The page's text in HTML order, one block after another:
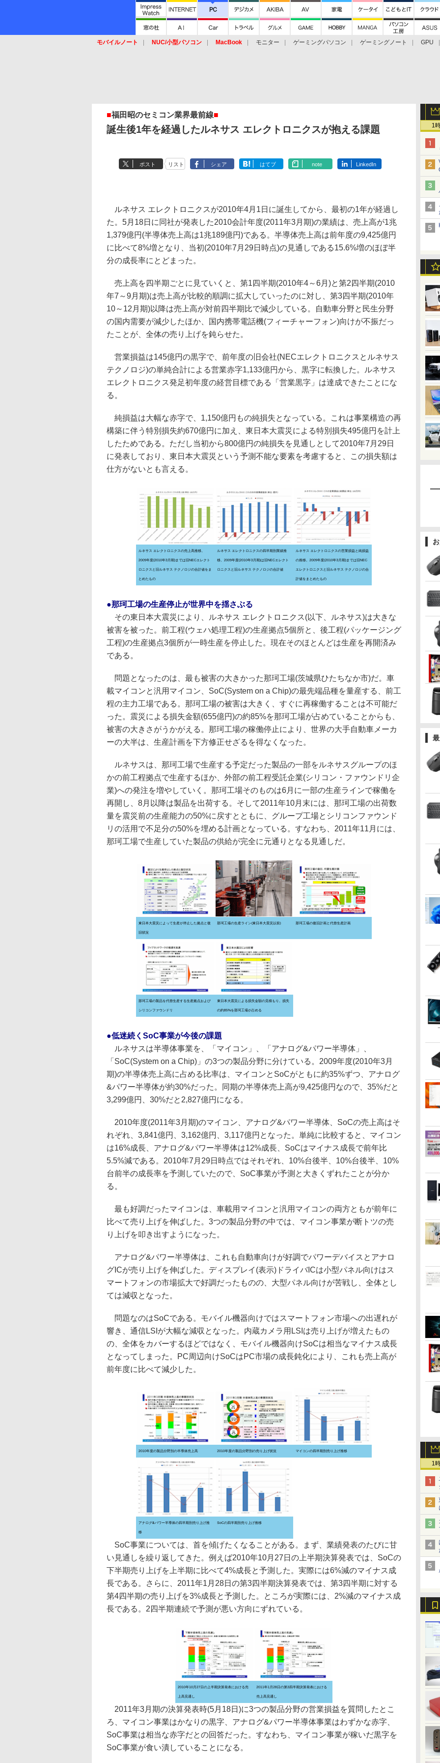
モバイルノート NUC/小型パソコン MacBook モニター ゲーミングパソコン ゲーミングノート
GPU
1
1
■福田昭のセミコン業界最前線■
誕生後1年を経過したルネサス エレクトロニクスが抱える課題
ポスト リスト シェア はてブ note LinkedIn
ルネサス エレクトロニクスが2010年4月1日に誕生してから、最初の1年が経過し
た。5月18日に同社が発表した2010会計年度(2011年3月期)の業績は、売上高が1兆
1,379億円(半導体売上高は1兆189億円)である。半導体売上高は前年度の9,425億円
に比べて8%増となり、当初(2010年7月29日時点)の見通しである15.6%増のほぼ半
分の成長率にとどまった。
売上高を四半期ごとに見ていくと、第1四半期(2010年4～6月)と第2四半期(2010
年7～9月期)は売上高が比較的順調に拡大していったのに対し、第3四半期(2010年
10～12月期)以降は売上高が対前四半期比で減少している。自動車分野と民生分野
の国内需要が減少したほか、国内携帯電話機(フィーチャーフォン)向けが不振だっ
たことが、全体の売り上げを鈍らせた。
営業損益は145億円の黒字で、前年度の旧会社(NECエレクトロニクスとルネサス
テクノロジ)の単純合計による営業赤字1,133億円から、黒字に転換した。ルネサス
エレクトロニクス発足初年度の経営目標である「営業黒字」は達成できたことにな
る。
純損益は大幅な赤字で、1,150億円もの純損失となっている。これは事業構造の再
構築に伴う特別損失約670億円に加え、東日本大震災による特別損失495億円を計上
したためである。ただし当初から800億円の純損失を見通しとして2010年7月29日
に発表しており、東日本大震災という予測不能な要素を考慮すると、この損失額は
仕方がないとも言える。
ルネサス エレクトロニクスの売上高推移。
2009年度(2010年3月期)までは旧NECエレクト
ロニクスと旧ルネサス テクノロジの合計値をま
とめたもの
ルネサス エレクトロニクスの四半期別業績推
移。2009年度(2010年3月期)は旧NECエレクト
ロニクスと旧ルネサス テクノロジの合計値
ルネサス エレクトロニクスの営業損益と純損益
の推移。2009年度(2010年3月期)までは旧NEC
エレクトロニクスと旧ルネサス テクノロジの合
計値をまとめたもの
●那珂工場の生産停止が世界中を揺さぶる
その東日本大震災により、ルネサス エレクトロニクス(以下、ルネサス)は大きな
被害を被った。前工程(ウェハ処理工程)の生産拠点5個所と、後工程(パッケージング
工程)の生産拠点3個所が一時生産を停止した。現在そのほとんどは生産を再開済み
である。
問題となったのは、最も被害の大きかった那珂工場(茨城県ひたちなか市)だ。車
載マイコンと汎用マイコン、SoC(System on a Chip)の最先端品種を量産する、前工
程の主力工場である。那珂工場の被害は大きく、すぐに再稼働することは不可能だ
った。震災による損失金額(655億円)の約85%を那珂工場が占めていることからも、
被害の大きさがうかがえる。那珂工場の稼働停止により、世界の大手自動車メーカ
ーの大半は、生産計画を下方修正せざるを得なくなった。
ルネサスは、那珂工場で生産する予定だった製品の一部をルネサスグループのほ
かの前工程拠点で生産するほか、外部の前工程受託企業(シリコン・ファウンドリ企
業)への発注を増やしていく。那珂工場そのものは6月に一部の生産ラインで稼働を
再開し、8月以降は製品を出荷する。そして2011年10月末には、那珂工場の出荷数
量を震災前の生産能力の50%に戻すとともに、グループ工場とシリコンファウンド
リの活用で不足分の50%を埋める計画となっている。すなわち、2011年11月には、
那珂工場で生産していた製品の供給が完全に元通りとなる見通しだ。
東日本大震災によって生産が停止した拠点と復
旧状況
那珂工場の生産ライン(東日本大震災以前) 那珂工場の復旧計画と代替生産計画
那珂工場の製品を代替生産する生産拠点および
シリコンファウンドリ
東日本大震災による損失金額の見積もり。損失
の約85%を那珂工場が占める
●低迷続くSoC事業が今後の課題
ルネサスは半導体事業を、「マイコン」、「アナログ&パワー半導体」、
「SoC(System on a Chip)」の3つの製品分野に分けている。2009年度(2010年3月
期)の半導体売上高に占める比率は、マイコンとSoCがともに約35%ずつ、アナログ
&パワー半導体が約30%だった。同期の半導体売上高が9,425億円なので、35%だと
3,299億円、30%だと2,827億円になる。
2010年度(2011年3月期)のマイコン、アナログ&パワー半導体、SoCの売上高はそ
れぞれ、3,841億円、3,162億円、3,117億円となった。単純に比較すると、マイコン
は16%成長、アナログ&パワー半導体は12%成長、SoCはマイナス成長で前年比
5.5%減である。2010年7月29日時点ではそれぞれ、10%台後半、10%台後半、10%
台前半の成長率を予測していたので、SoC事業が予測と大きくずれたことが分か
る。
最も好調だったマイコンは、車載用マイコンと汎用マイコンの両方ともが前年に
比べて売り上げを伸ばした。3つの製品分野の中では、マイコン事業が断トツの売
り上げを叩き出すようになった。
アナログ&パワー半導体は、これも自動車向けが好調でパワーデバイスとアナロ
グICが売り上げを伸ばした。ディスプレイ(表示)ドライバICは小型パネル向けはス
マートフォンの市場拡大で好調だったものの、大型パネル向けが苦戦し、全体とし
ては減収となった。
問題なのはSoCである。モバイル機器向けではスマートフォン市場への出遅れが
響き、通信LSIが大幅な減収となった。内蔵カメラ用LSIは売り上げが増えたもの
の、全体をカバーするほどではなく、モバイル機器向けSoCは相当なマイナス成長
となってしまった。PC周辺向けSoCはPC市場の成長鈍化により、これも売上高が
前年度に比べて減少した。
2010年度の製品分野別の半導体売上高 2010年度の製品分野別の売り上げ状況 マイコンの四半期別売り上げ推移
アナログ&パワー半導体の四半期別売り上げ推
移
SoCの四半期別売り上げ推移
SoC事業については、首を傾げたくなることがある。まず、業績発表のたびに甘
い見通しを繰り返してきた。例えば2010年10月27日の上半期決算発表では、SoCの
下半期売り上げを上半期に比べて4%成長と予測した。実際には6%減のマイナス成
長である。さらに、2011年1月28日の第3四半期決算発表では、第3四半期に対する
第4四半期の売り上げを3%成長と予測した。ところが実際には、2%減のマイナス成
長である。2四半期連続で予測が悪い方向にずれている。
2010年10月27日の上半期決算発表における売
上高見通し
2011年1月28日の第3四半期決算発表における
売上高見通し
2011年3月期の決算発表時(5月18日)に3つの製品分野の営業損益を質問したとこ
ろ、マイコン事業はかなりの黒字、アナログ&パワー半導体事業はわずかな赤字、
SoC事業は相当な赤字だとの回答だった。すなわち、マイコン事業が稼いだ黒字を
SoC事業が食い潰していることになる。